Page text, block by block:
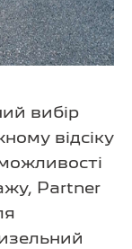
вибір
відсіку
Partner